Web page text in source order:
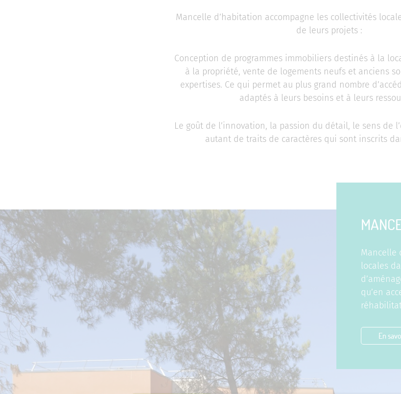
Mancelle d’habitation accompagne les collectivités
de leurs projets :
Conception de programmes immobiliers destinés à la
à la propriété, vente de logements neufs et anciens
expertises. Ce qui permet au plus grand nombre
adaptés à leurs besoins et à leurs
Le goût de l’innovation, la passion du détail, le sens de
autant de traits de caractères qui sont inscrits
Mancelle
locales
qu’en
En